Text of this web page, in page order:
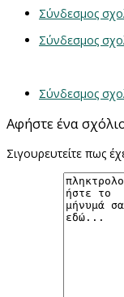
Σύνδεσμος
Σύνδεσμος
Σύνδεσμος
Αφήστε ένα
Σιγουρευτείτε πως